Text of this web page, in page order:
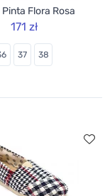
Flora Rosa
171 zł
37 38